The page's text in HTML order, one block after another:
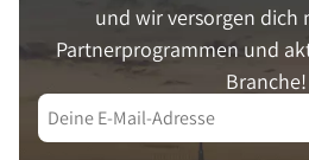
und wir versorgen dich
Partnerprogrammen und
Branche!